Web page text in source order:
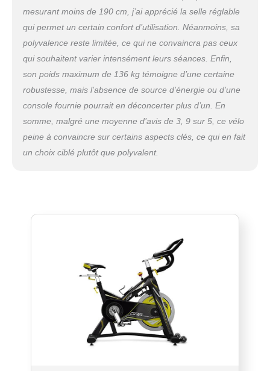
mesurant moins de 190 cm, j’ai apprécié la selle réglable
qui permet un certain confort d’utilisation. Néanmoins, sa
polyvalence reste limitée, ce qui ne convaincra pas ceux
qui souhaitent varier intensément leurs séances. Enfin,
son poids maximum de 136 kg témoigne d’une certaine
robustesse, mais l’absence de source d’énergie ou d’une
console fournie pourrait en déconcerter plus d’un. En
somme, malgré une moyenne d’avis de 3, 9 sur 5, ce vélo
peine à convaincre sur certains aspects clés, ce qui en fait
un choix ciblé plutôt que polyvalent.